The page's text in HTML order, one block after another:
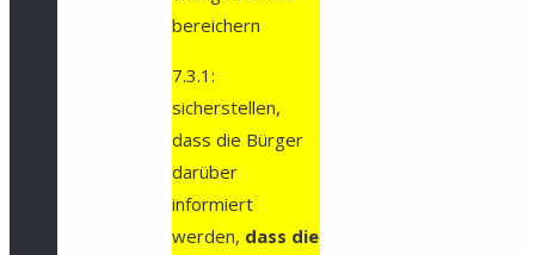
bereichern
7.3.1:
sicherstellen,
dass die Bürger
darüber
informiert
werden, dass die